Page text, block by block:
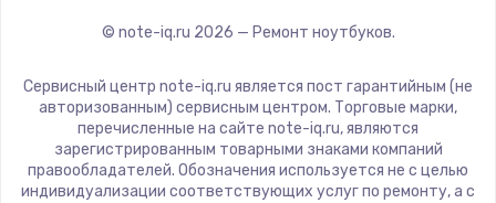
ZTE
Hiper
Evga
© note-iq.ru 2026 — Ремонт ноутбуков.
Сервисный центр note-iq.ru является пост гарантийным (не
авторизованным) сервисным центром. Торговые марки,
перечисленные на сайте note-iq.ru, являются
зарегистрированным товарными знаками компаний
правообладателей. Обозначения используется не с целью
индивидуализации соответствующих услуг по ремонту, а с